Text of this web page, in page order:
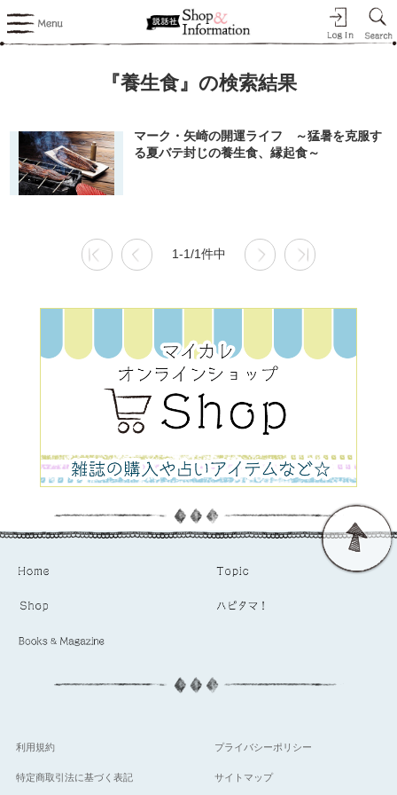
『養生食』の検索結果
マーク・矢崎の開運ライフ ～猛暑を克服す
る夏バテ封じの養生食、縁起食～
1-1/1件中
利用規約 プライバシーポリシー
特定商取引法に基づく表記 サイトマップ